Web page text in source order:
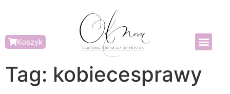
Koszyk
Tag: kobiecesprawy